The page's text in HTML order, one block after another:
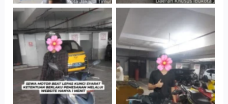
Cityplaza
Jatinegara Gedung
Cityplaza
Jatinegara Gedung